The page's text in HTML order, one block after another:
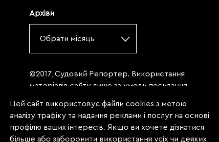
Архіви
Обрати місяць
©2017, Судовий Репортер. Використання
матеріалів сайту лише за умови посилання
«Судовий репортер» не нижче третього
абзацу. Матеріали, щодо яких міститься
заборона на повну републікацію
Цей сайт використовує файли cookies з метою
аналізу трафіку та надання реклами і послуг на основі
профілю ваших інтересів. Якщо ви хочете дізнатися
більше або заборонити використання усіх чи деяких